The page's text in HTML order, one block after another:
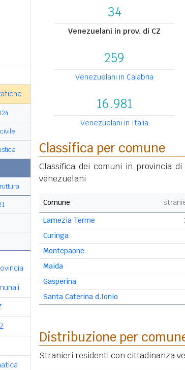
34
Venezuelani in prov. di CZ
259
Venezuelani in Calabria
16.981
Venezuelani in Italia
Classifica per comune
Classifica dei comuni in provincia
venezuelani
Comune
Lamezia Terme
Curinga
Montepaone
Maida
Gasperina
Santa Caterina d.Ionio
Distribuzione per
Stranieri residenti con cittadinanza